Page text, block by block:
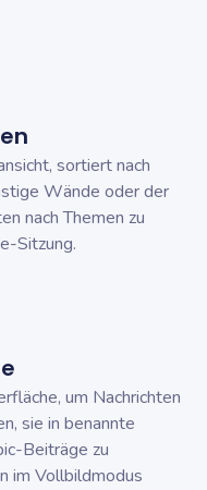
sortiert nach
Wände oder der
nach Themen zu
Sitzung.
um Nachrichten
sie in benannte
Beiträge zu
im Vollbildmodus